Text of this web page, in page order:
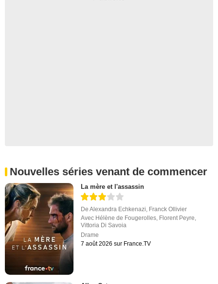
Nouvelles séries venant de commencer
La mère et l'assassin
DeAlexandra Echkenazi, Franck Ollivier
Avec Hélène de Fougerolles, Florent Peyre,
Vittoria Di Savoia
Drame
7 août 2026 sur France.TV